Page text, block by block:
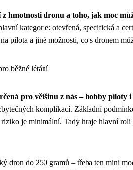
z hmotnosti dronu a toho, jak moc
kategorie: otevřená, specifická a
pilota a jiné možnosti, co s dronem
běžné létání
pro většinu z nás – hobby piloty
komplikací. Základní
je minimální. Tady hraje hlavní roli
dron do 250 gramů – třeba ten mini